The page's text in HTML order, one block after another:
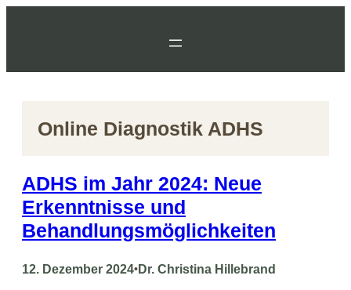
Online Diagnostik ADHS
ADHS im Jahr 2024: Neue
Erkenntnisse und
Behandlungsmöglichkeiten
12. Dezember 2024•Dr. Christina Hillebrand